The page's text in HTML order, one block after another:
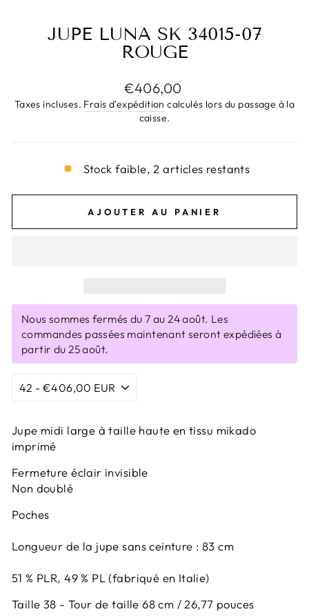
JUPE LUNA SK 34015-07
ROUGE
Prix
régulier
€406,00
Taxes incluses. Frais d'expédition calculés lors du passage à la
caisse.
Stock faible, 2 articles restants
AJOUTER AU PANIER
Nous sommes fermés du 7 au 24 août. Les
commandes passées maintenant seront expédiées à
partir du 25 août.
Jupe midi large à taille haute en tissu mikado
imprimé
Fermeture éclair invisible
Non doublé
Poches
Longueur de la jupe sans ceinture : 83 cm
51 % PLR, 49 % PL (fabriqué en Italie)
Taille 38 - Tour de taille 68 cm / 26,77 pouces